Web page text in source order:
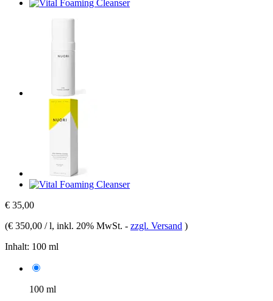
€ 35,00
(€ 350,00 / l, inkl. 20% MwSt. - zzgl. Versand )
Inhalt: 100 ml
100 ml